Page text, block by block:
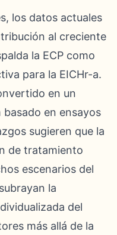
los datos actuales
al creciente
la ECP como
para la EICHr-a.
en un
en ensayos
sugieren que la
de tratamiento
escenarios del
la
del
más allá de la